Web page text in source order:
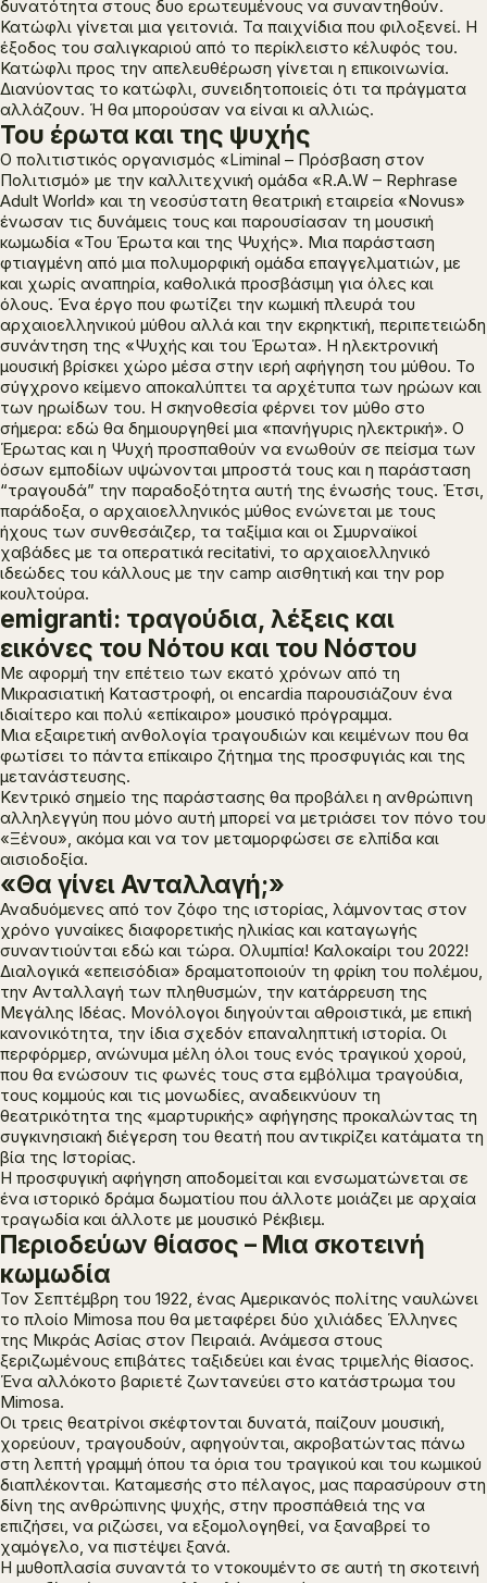
δυνατότητα στους δυο ερωτευμένους να συναντηθούν.
Κατώφλι γίνεται μια γειτονιά. Τα παιχνίδια που φιλοξενεί. Η
έξοδος του σαλιγκαριού από το περίκλειστο κέλυφός του.
Κατώφλι προς την απελευθέρωση γίνεται η επικοινωνία.
Διανύοντας το κατώφλι, συνειδητοποιείς ότι τα πράγματα
αλλάζουν. Ή θα μπορούσαν να είναι κι αλλιώς.
Του έρωτα και της ψυχής
Ο πολιτιστικός οργανισμός «Liminal – Πρόσβαση στον
Πολιτισμό» με την καλλιτεχνική ομάδα «R.A.W – Rephrase
Adult World» και τη νεοσύστατη θεατρική εταιρεία «Novus»
ένωσαν τις δυνάμεις τους και παρουσίασαν τη μουσική
κωμωδία «Του Έρωτα και της Ψυχής». Μια παράσταση
φτιαγμένη από μια πολυμορφική ομάδα επαγγελματιών, με
και χωρίς αναπηρία, καθολικά προσβάσιμη για όλες και
όλους. Ένα έργο που φωτίζει την κωμική πλευρά του
αρχαιοελληνικού μύθου αλλά και την εκρηκτική, περιπετειώδη
συνάντηση της «Ψυχής και του Έρωτα». Η ηλεκτρονική
μουσική βρίσκει χώρο μέσα στην ιερή αφήγηση του μύθου. Το
σύγχρονο κείμενο αποκαλύπτει τα αρχέτυπα των ηρώων και
των ηρωίδων του. Η σκηνοθεσία φέρνει τον μύθο στο
σήμερα: εδώ θα δημιουργηθεί μια «πανήγυρις ηλεκτρική». Ο
Έρωτας και η Ψυχή προσπαθούν να ενωθούν σε πείσμα των
όσων εμποδίων υψώνονται μπροστά τους και η παράσταση
“τραγουδά” την παραδοξότητα αυτή της ένωσής τους. Έτσι,
παράδοξα, ο αρχαιοελληνικός μύθος ενώνεται με τους
ήχους των συνθεσάιζερ, τα ταξίμια και οι Σμυρναϊκοί
χαβάδες με τα οπερατικά recitativi, το αρχαιοελληνικό
ιδεώδες του κάλλους με την camp αισθητική και την pop
κουλτούρα.
emigranti: τραγούδια, λέξεις και
εικόνες του Νότου και του Νόστου
Με αφορμή την επέτειο των εκατό χρόνων από τη
Μικρασιατική Καταστροφή, οι encardia παρουσιάζουν ένα
ιδιαίτερο και πολύ «επίκαιρο» μουσικό πρόγραμμα.
Μια εξαιρετική ανθολογία τραγουδιών και κειμένων που θα
φωτίσει το πάντα επίκαιρο ζήτημα της προσφυγιάς και της
μετανάστευσης.
Κεντρικό σημείο της παράστασης θα προβάλει η ανθρώπινη
αλληλεγγύη που μόνο αυτή μπορεί να μετριάσει τον πόνο του
«Ξένου», ακόμα και να τον μεταμορφώσει σε ελπίδα και
αισιοδοξία.
«Θα γίνει Ανταλλαγή;»
Αναδυόμενες από τον ζόφο της ιστορίας, λάμνοντας στον
χρόνο γυναίκες διαφορετικής ηλικίας και καταγωγής
συναντιούνται εδώ και τώρα. Ολυμπία! Καλοκαίρι του 2022!
Διαλογικά «επεισόδια» δραματοποιούν τη φρίκη του πολέμου,
την Ανταλλαγή των πληθυσμών, την κατάρρευση της
Μεγάλης Ιδέας. Μονόλογοι διηγούνται αθροιστικά, με επική
κανονικότητα, την ίδια σχεδόν επαναληπτική ιστορία. Οι
περφόρμερ, ανώνυμα μέλη όλοι τους ενός τραγικού χορού,
που θα ενώσουν τις φωνές τους στα εμβόλιμα τραγούδια,
τους κομμούς και τις μονωδίες, αναδεικνύουν τη
θεατρικότητα της «μαρτυρικής» αφήγησης προκαλώντας τη
συγκινησιακή διέγερση του θεατή που αντικρίζει κατάματα τη
βία της Ιστορίας.
Η προσφυγική αφήγηση αποδομείται και ενσωματώνεται σε
ένα ιστορικό δράμα δωματίου που άλλοτε μοιάζει με αρχαία
τραγωδία και άλλοτε με μουσικό Ρέκβιεμ.
Περιοδεύων θίασος – Μια σκοτεινή
κωμωδία
Τον Σεπτέμβρη του 1922, ένας Αμερικανός πολίτης ναυλώνει
το πλοίο Mimosa που θα μεταφέρει δύο χιλιάδες Έλληνες
της Μικράς Ασίας στον Πειραιά. Ανάμεσα στους
ξεριζωμένους επιβάτες ταξιδεύει και ένας τριμελής θίασος.
Ένα αλλόκοτο βαριετέ ζωντανεύει στο κατάστρωμα του
Mimosa.
Οι τρεις θεατρίνοι σκέφτονται δυνατά, παίζουν μουσική,
χορεύουν, τραγουδούν, αφηγούνται, ακροβατώντας πάνω
στη λεπτή γραμμή όπου τα όρια του τραγικού και του κωμικού
διαπλέκονται. Καταμεσής στο πέλαγος, μας παρασύρουν στη
δίνη της ανθρώπινης ψυχής, στην προσπάθειά της να
επιζήσει, να ριζώσει, να εξομολογηθεί, να ξαναβρεί το
χαμόγελο, να πιστέψει ξανά.
Η μυθοπλασία συναντά το ντοκουμέντο σε αυτή τη σκοτεινή